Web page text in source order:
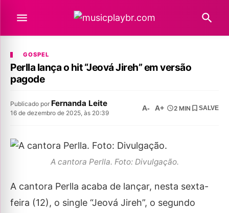
GOSPEL
Perlla lança o hit “Jeová Jireh” em versão
pagode
Publicado por Fernanda Leite
16 de dezembro de 2025, às 20:39
A- A+ 2 MIN SALVE
A cantora Perlla. Foto: Divulgação.
A cantora Perlla acaba de lançar, nesta sexta-
feira (12), o single “Jeová Jireh”, o segundo